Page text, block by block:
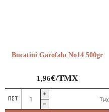
Bucatini Garofalo No14 500gr
1,96€/ΤΜΧ
Bucatini
Garofalo
Τμχ